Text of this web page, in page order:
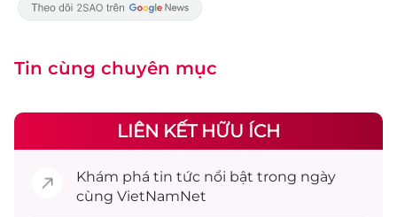
Tin cùng chuyên mục
LIÊN KẾT HỮU ÍCH
Khám phá tin tức nổi bật trong ngày
cùng VietNamNet